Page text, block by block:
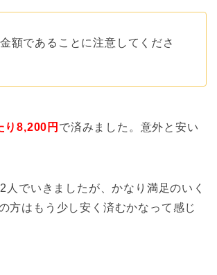
額であることに注意してくださ
り8,200円 で済みました。意外と安い
人でいきましたが、かなり満足のいく
方はもう少し安く済むかなって感じ